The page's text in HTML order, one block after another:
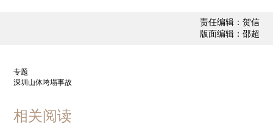
责任编辑：贺信
版面编辑：邵超
专题
深圳山体垮塌事故
相关阅读